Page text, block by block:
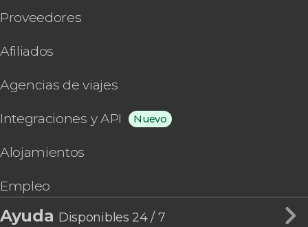
Proveedores
Afiliados
Agencias de viajes
Integraciones y API Nuevo
Alojamientos
Empleo
Ayuda Disponibles 24 / 7